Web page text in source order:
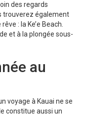
des regards
trouverez également
: la Ke’e Beach.
et à la plongée sous-
au
voyage à Kauai ne se
constitue aussi un